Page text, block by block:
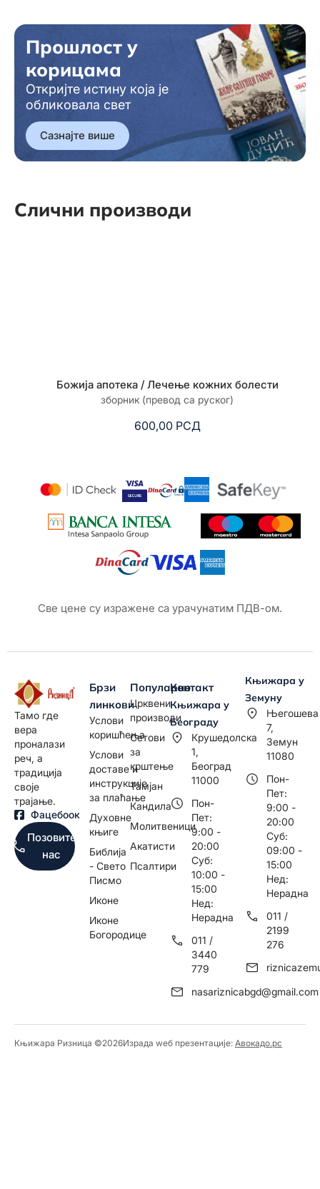
Прошлост у
корицама
Откријте истину која је
обликовала свет
Сазнајте више
Слични производи
Божија апотека / Лечење кожних болести
зборник (превод са руског)
600,00 РСД
Све цене су изражене са урачунатим ПДВ-ом.
Тамо где
вера
проналази
реч, а
традиција
своје
трајање.
Фацебоок
Позовите
нас
Брзи
линкови
Услови
коришћења
Услови
доставе и
инструкције
за плаћање
Духовне
књиге
Библија
- Свето
Писмо
Иконе
Иконе
Богородице
Популарно
Црквени
производи
Сетови
за
крштење
Тамјан
Кандила
Молитвеници
Акатисти
Псалтири
Контакт
Књижара у
Београду
Крушедолска
1,
Београд
11000
Пон-
Пет:
9:00 -
20:00
Суб:
10:00 -
15:00
Нед:
Нерадна
011 /
3440
779
nasariznicabgd@gmail.com
Књижара у
Земуну
Његошева
7,
Земун
11080
Пон-
Пет:
9:00 -
20:00
Суб:
09:00 -
15:00
Нед:
Нерадна
011 /
2199
276
Књижара Ризница ©️2026Израда wеб презентације: Авокадо.рс